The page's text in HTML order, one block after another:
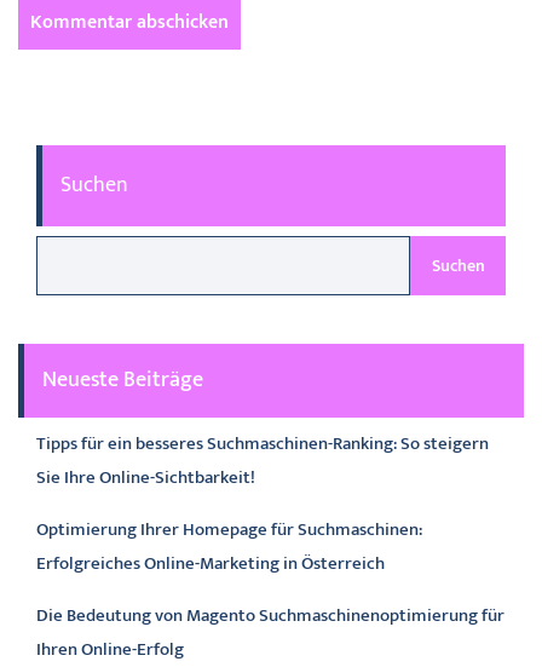
Suchen
Suchen
Neueste Beiträge
Tipps für ein besseres Suchmaschinen-Ranking: So steigern
Sie Ihre Online-Sichtbarkeit!
Optimierung Ihrer Homepage für Suchmaschinen:
Erfolgreiches Online-Marketing in Österreich
Die Bedeutung von Magento Suchmaschinenoptimierung für
Ihren Online-Erfolg